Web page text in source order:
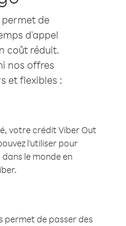
permet de
d'appel
coût réduit.
nos offres
et flexibles :
votre crédit Viber Out
l'utiliser pour
le monde en
permet de passer des